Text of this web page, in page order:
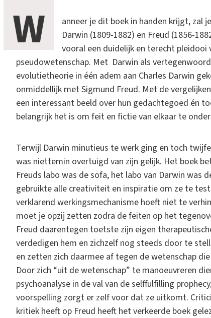
W
anneer je dit boek in handen krijgt, zal
Darwin (1809-1882) en Freud (1856-
vooral een duidelijk en terecht
pseudowetenschap. Met Darwin als
evolutietheorie in één adem aan Charles Darwin
onmiddellijk met Sigmund Freud. Met de
een interessant beeld over hun gedachtegoed én
belangrijk het is om feit en fictie van elkaar te
Terwijl Darwin minutieus te werk ging en toch
was niettemin overtuigd van zijn gelijk. Het boek
Freuds labo was de sofa, het labo van Darwin was
gebruikte alle creativiteit en inspiratie om ze te
verklarend werkingsmechanisme hoeft niet te
moet je opzij zetten zodra de feiten op het
Freud daarentegen toetste zijn eigen
verdedigen hem en zichzelf nog steeds door te
en zetten zich daarmee af tegen de wetenschap
Door zich “uit de wetenschap” te manoeuvreren
psychoanalyse in de val van de selffulfilling
voorspelling zorgt er zelf voor dat ze uitkomt.
kritiek heeft op Freud heeft het verkeerde boek